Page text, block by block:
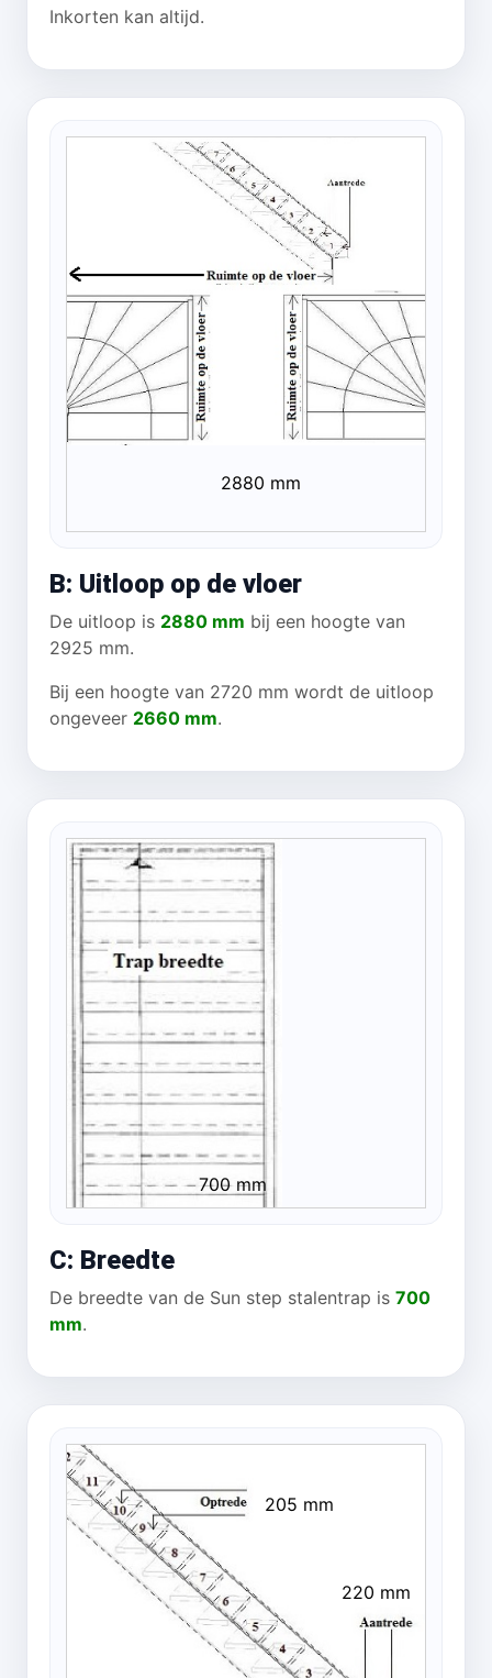
Inkorten kan altijd.
2880 mm
B: Uitloop op de vloer
De uitloop is 2880 mm bij een hoogte van
2925 mm.
Bij een hoogte van 2720 mm wordt de uitloop
ongeveer 2660 mm.
700 mm
C: Breedte
De breedte van de Sun step stalentrap is 700
mm.
205 mm
220 mm